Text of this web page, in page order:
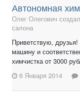
Автономная
Олег Олегович
салона
Приветствую,
машину и
химчистка от 3000
6 Января 2014